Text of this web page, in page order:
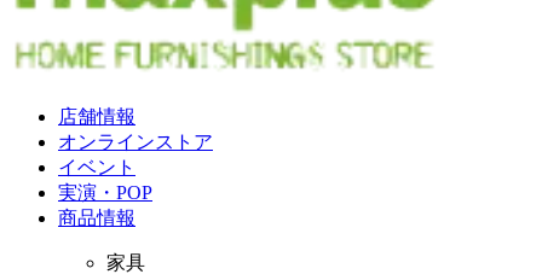
店舗情報
オンラインストア
イベント
実演・POP
商品情報
家具